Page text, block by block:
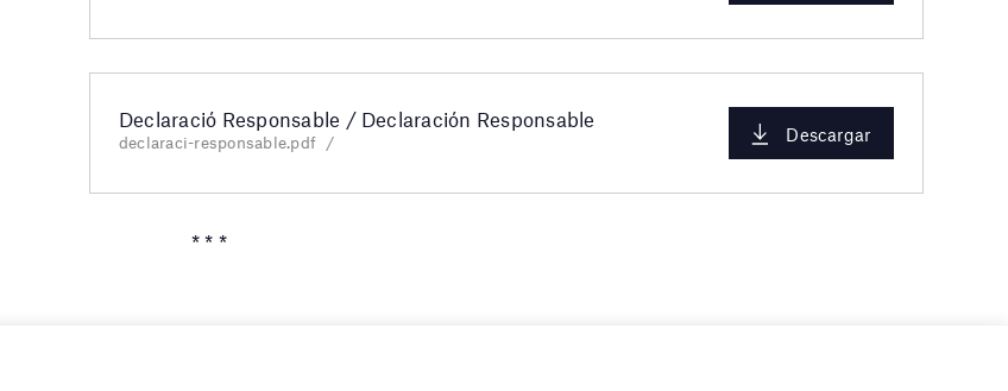
Declaració Responsable / Declaración Responsable
declaraci-responsable.pdf Descargar
* * *